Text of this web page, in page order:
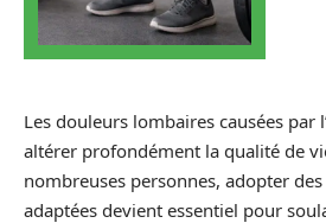
Les douleurs lombaires causées par
altérer profondément la qualité de
nombreuses personnes, adopter des
adaptées devient essentiel pour